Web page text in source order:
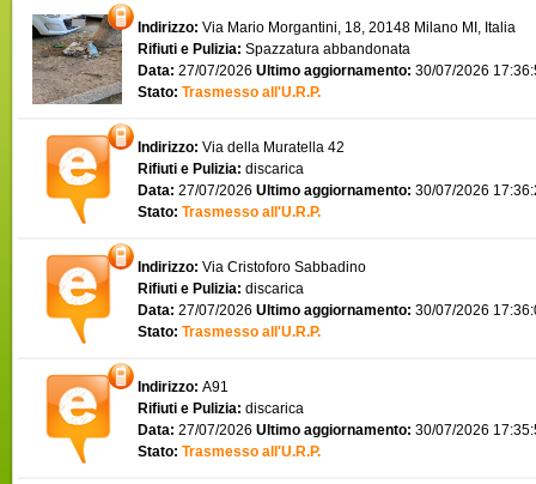
Indirizzo: Via Mario Morgantini, 18, 20148 Milano MI, Italia
Rifiuti e Pulizia: Spazzatura abbandonata
Data: 27/07/2026 Ultimo aggiornamento: 30/07/2026
Stato: Trasmesso all'U.R.P.
Indirizzo: Via della Muratella 42
Rifiuti e Pulizia: discarica
Data: 27/07/2026 Ultimo aggiornamento: 30/07/2026
Stato: Trasmesso all'U.R.P.
Indirizzo: Via Cristoforo Sabbadino
Rifiuti e Pulizia: discarica
Data: 27/07/2026 Ultimo aggiornamento: 30/07/2026
Stato: Trasmesso all'U.R.P.
Indirizzo: A91
Rifiuti e Pulizia: discarica
Data: 27/07/2026 Ultimo aggiornamento: 30/07/2026
Stato: Trasmesso all'U.R.P.